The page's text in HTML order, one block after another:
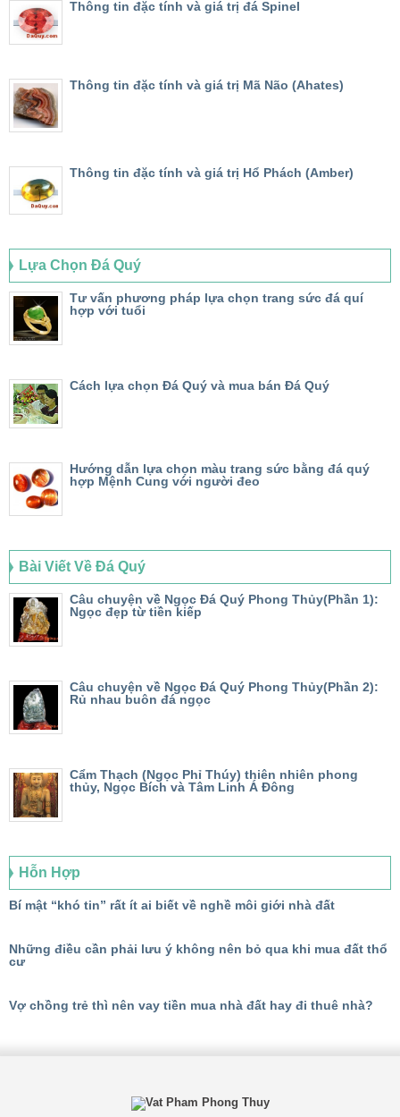
Thông tin đặc tính và giá trị đá Spinel
Thông tin đặc tính và giá trị Mã Não (Ahates)
Thông tin đặc tính và giá trị Hổ Phách (Amber)
Lựa Chọn Đá Quý
Tư vấn phương pháp lựa chọn trang sức đá quí
hợp với tuổi
Cách lựa chọn Đá Quý và mua bán Đá Quý
Hướng dẫn lựa chọn màu trang sức bằng đá quý
hợp Mệnh Cung với người đeo
Bài Viết Về Đá Quý
Câu chuyện về Ngọc Đá Quý Phong Thủy(Phần 1):
Ngọc đẹp từ tiền kiếp
Câu chuyện về Ngọc Đá Quý Phong Thủy(Phần 2):
Rủ nhau buôn đá ngọc
Cẩm Thạch (Ngọc Phỉ Thúy) thiên nhiên phong
thủy, Ngọc Bích và Tâm Linh Á Đông
Hỗn Hợp
Bí mật “khó tin” rất ít ai biết về nghề môi giới nhà đất
Những điều cần phải lưu ý không nên bỏ qua khi mua đất thổ
cư
Vợ chồng trẻ thì nên vay tiền mua nhà đất hay đi thuê nhà?